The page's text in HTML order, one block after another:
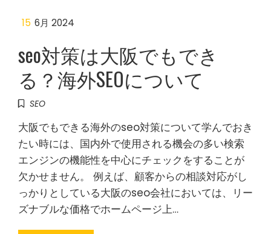
15 6月 2024
seo対策は大阪でもでき
る？海外SEOについて
SEO
大阪でもできる海外のseo対策について学んでおき
たい時には、国内外で使用される機会の多い検索
エンジンの機能性を中心にチェックをすることが
欠かせません。 例えば、顧客からの相談対応がし
っかりとしている大阪のseo会社においては、リー
ズナブルな価格でホームページ上…